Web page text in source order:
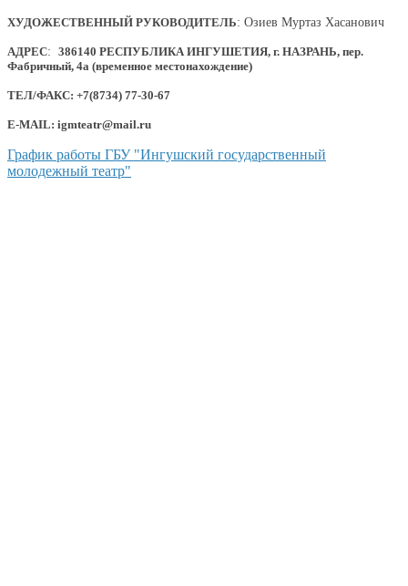
ХУДОЖЕСТВЕННЫЙ РУКОВОДИТЕЛЬ: Озиев Муртаз Хасанович
АДРЕС: 386140 РЕСПУБЛИКА ИНГУШЕТИЯ, г. НАЗРАНЬ, пер.
Фабричный, 4а (временное местонахождение)
ТЕЛ/ФАКС: +7(8734) 77-30-67
E-MAIL: igmteatr@mail.ru
График работы ГБУ "Ингушский государственный
молодежный театр"